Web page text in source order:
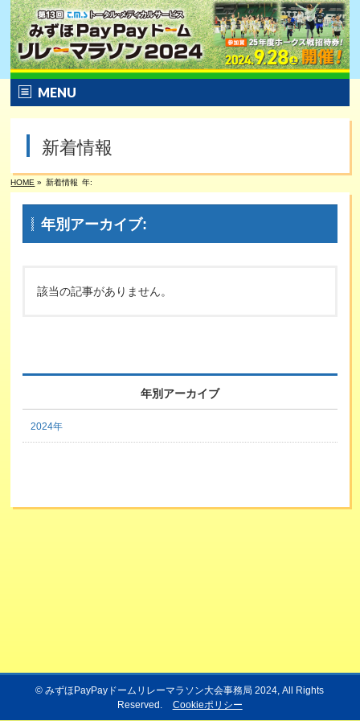
MENU
特別企画／特別プラン
新着情報
HOME » 新着情報 年:
年別アーカイブ:
該当の記事がありません。
年別アーカイブ
2024年
©みずほPayPayドームリレーマラソン大会事務局 2024, All Rights
Reserved.
Cookieポリシー